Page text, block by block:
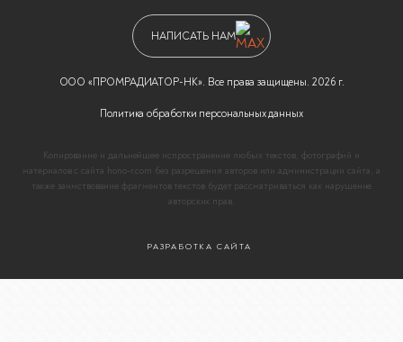
ООО «ПРОМРАДИАТОР-НК». Все права защищены. 2026 г.
Политика обработки персональных данных
НАПИСАТЬ НАМ
Копирование и дальнейшее испространение любых текстов, фотографий и
материалов с сайта hono-r.com без разрешения авторов или администрации сайта, а
также заимствование фрагментов текстов будет рассматриваться как нарушение
авторских прав.
РАЗРАБОТКА САЙТА